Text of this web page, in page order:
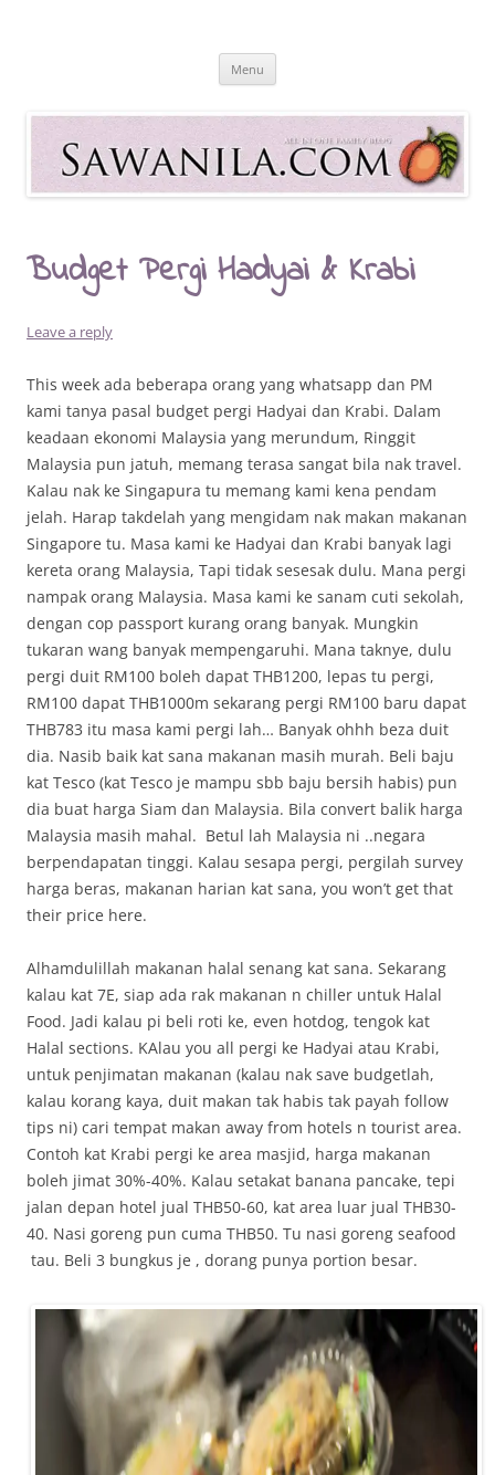
Sawanila.com
All In One Family Blog
Menu
Budget Pergi Hadyai & Krabi
Leave a reply
This week ada beberapa orang yang whatsapp dan PM
kami tanya pasal budget pergi Hadyai dan Krabi. Dalam
keadaan ekonomi Malaysia yang merundum, Ringgit
Malaysia pun jatuh, memang terasa sangat bila nak travel.
Kalau nak ke Singapura tu memang kami kena pendam
jelah. Harap takdelah yang mengidam nak makan makanan
Singapore tu. Masa kami ke Hadyai dan Krabi banyak lagi
kereta orang Malaysia, Tapi tidak sesesak dulu. Mana pergi
nampak orang Malaysia. Masa kami ke sanam cuti sekolah,
dengan cop passport kurang orang banyak. Mungkin
tukaran wang banyak mempengaruhi. Mana taknye, dulu
pergi duit RM100 boleh dapat THB1200, lepas tu pergi,
RM100 dapat THB1000m sekarang pergi RM100 baru dapat
THB783 itu masa kami pergi lah… Banyak ohhh beza duit
dia. Nasib baik kat sana makanan masih murah. Beli baju
kat Tesco (kat Tesco je mampu sbb baju bersih habis) pun
dia buat harga Siam dan Malaysia. Bila convert balik harga
Malaysia masih mahal. Betul lah Malaysia ni ..negara
berpendapatan tinggi. Kalau sesapa pergi, pergilah survey
harga beras, makanan harian kat sana, you won’t get that
their price here.
Alhamdulillah makanan halal senang kat sana. Sekarang
kalau kat 7E, siap ada rak makanan n chiller untuk Halal
Food. Jadi kalau pi beli roti ke, even hotdog, tengok kat
Halal sections. KAlau you all pergi ke Hadyai atau Krabi,
untuk penjimatan makanan (kalau nak save budgetlah,
kalau korang kaya, duit makan tak habis tak payah follow
tips ni) cari tempat makan away from hotels n tourist area.
Contoh kat Krabi pergi ke area masjid, harga makanan
boleh jimat 30%-40%. Kalau setakat banana pancake, tepi
jalan depan hotel jual THB50-60, kat area luar jual THB30-
40. Nasi goreng pun cuma THB50. Tu nasi goreng seafood
tau. Beli 3 bungkus je , dorang punya portion besar.